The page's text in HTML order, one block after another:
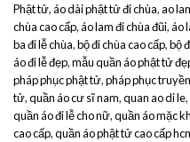
Phật tử,áo dài phật tử đi chùa,ao
chùa cao cấp,áo lam đi chùa đũi,áo
ba đi lễ chùa,bộ đi chùa cao cấp,bộ
áo đi lễ đẹp,mẫu quần áo phật tử
pháp phục phật tử,pháp phục
tử,quần áo cư sĩ nam,quan ao di le,
quần áo đi lễ cho nữ,quần áo mặc
cao cấp,quần áo phật tử cao cấp